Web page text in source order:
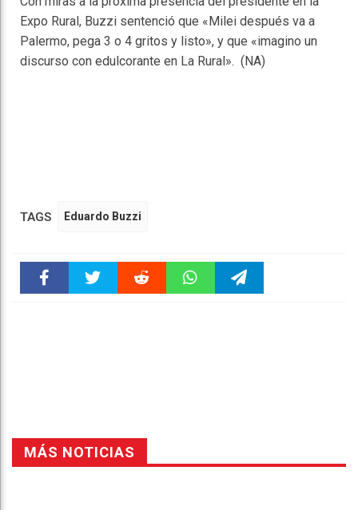
Expo Rural, Buzzi sentenció que «Milei después va a
Palermo, pega 3 o 4 gritos y listo», y que «imagino un
discurso con edulcorante en La Rural». (NA)
TAGS Eduardo Buzzi
MÁS NOTICIAS